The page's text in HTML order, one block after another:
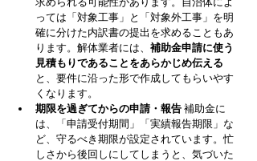
っては「対象工事」と「対象外工事」を明
確に分けた内訳書の提出を求めることもあ
ります。解体業者には、 補助金申請に使う
見積もりであることをあらかじめ伝える
と、要件に沿った形で作成してもらいやす
くなります。
期限を過ぎてからの申請・報告 補助金に
は、「申請受付期間」「実績報告期限」な
ど、守るべき期限が設定されています。忙
しさから後回しにしてしまうと、気づいた